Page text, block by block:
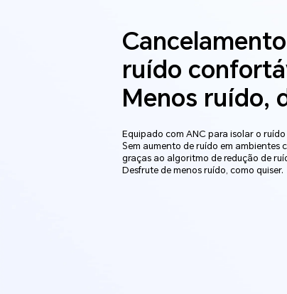
ruído
Menos ruído,
Equipado com ANC para isolar o
Sem aumento de ruído em ambientes
graças ao algoritmo de redução de
Desfrute de menos ruído, como quiser.